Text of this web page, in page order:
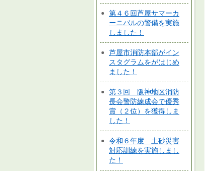
第４６回芦屋サマーカ
ーニバルの警備を実施
しました！
芦屋市消防本部がイン
スタグラムをがはじめ
ました！
第３回 阪神地区消防
長会警防練成会で優秀
賞（２位）を獲得しま
した！
令和６年度 土砂災害
対応訓練を実施しまし
た！